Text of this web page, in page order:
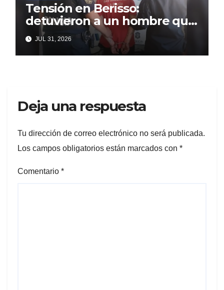
Tensión en Berisso:
detuvieron a un hombre que
amenazaba a su familia y
vecinos con un arma
JUL 31, 2026
Deja una respuesta
Tu dirección de correo electrónico no será publicada.
Los campos obligatorios están marcados con *
Comentario *